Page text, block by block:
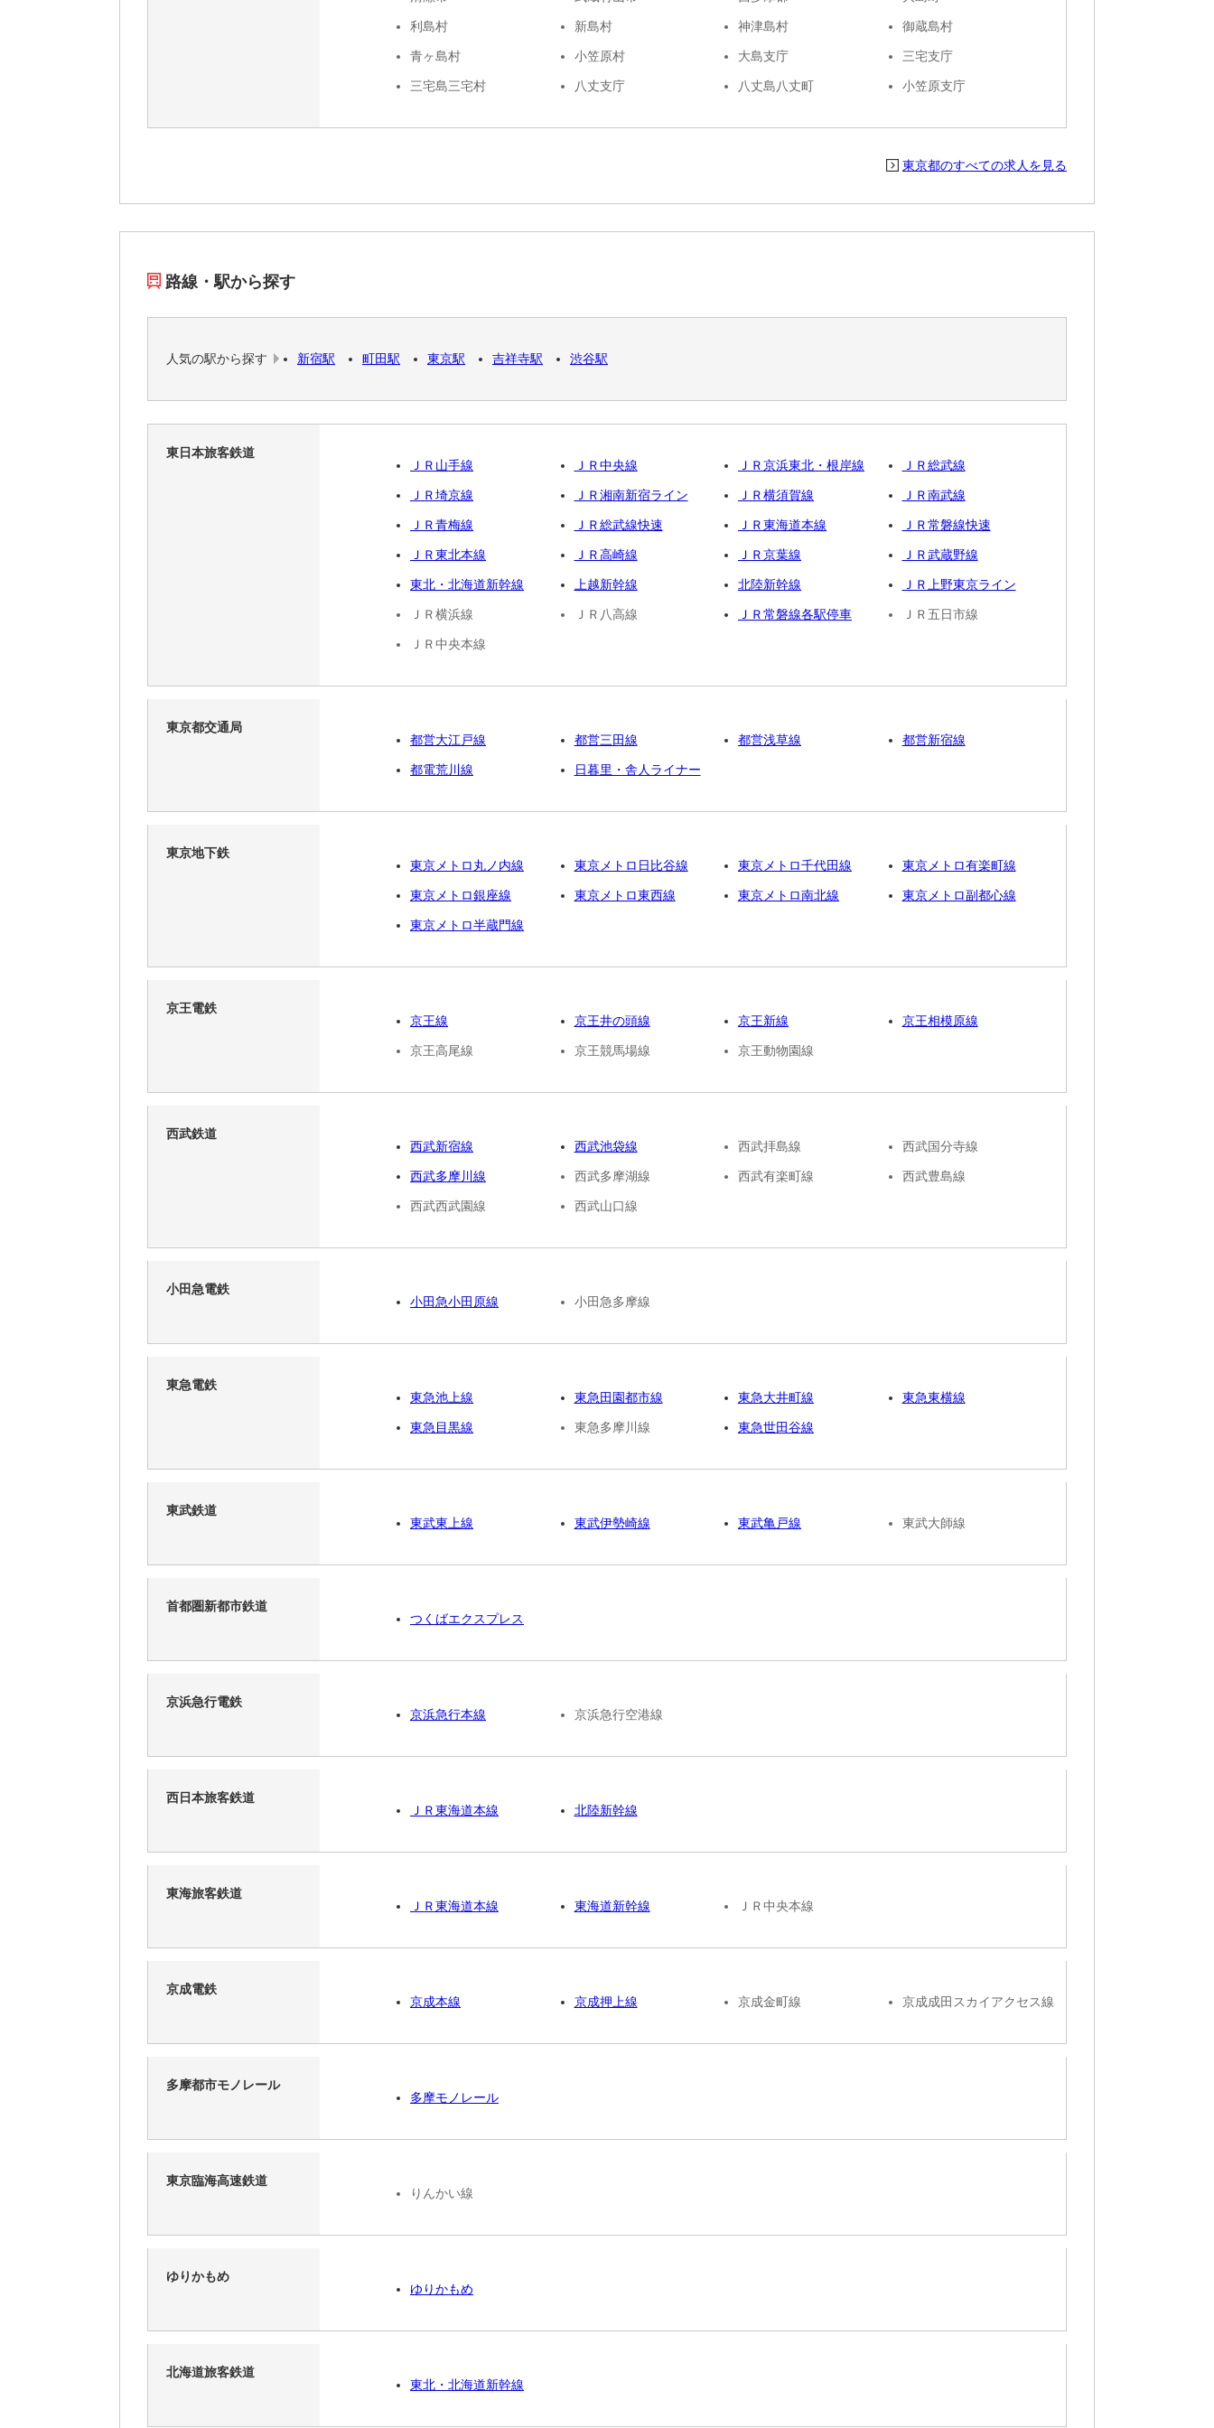
利島村 新島村 神津島村 御蔵島村
青ヶ島村 小笠原村 大島支庁 三宅支庁
三宅島三宅村 八丈支庁 八丈島八丈町 小笠原支庁
東京都のすべての求人を見る
路線・駅から探す
人気の駅から探す 新宿駅 町田駅 東京駅 吉祥寺駅 渋谷駅
東日本旅客鉄道
ＪＲ山手線
ＪＲ中央線 ＪＲ京浜東北・根岸線 ＪＲ総武線
ＪＲ埼京線 ＪＲ湘南新宿ライン ＪＲ横須賀線 ＪＲ南武線
ＪＲ青梅線 ＪＲ総武線快速 ＪＲ東海道本線 ＪＲ常磐線快速
ＪＲ東北本線 ＪＲ高崎線 ＪＲ京葉線 ＪＲ武蔵野線
東北・北海道新幹線 上越新幹線 北陸新幹線 ＪＲ上野東京ライン
ＪＲ横浜線 ＪＲ八高線 ＪＲ常磐線各駅停車 ＪＲ五日市線
ＪＲ中央本線
東京都交通局
都営大江戸線
都営三田線 都営浅草線 都営新宿線
都電荒川線 日暮里・舎人ライナー
東京地下鉄
東京メトロ丸ノ内線
東京メトロ日比谷線 東京メトロ千代田線 東京メトロ有楽町線
東京メトロ銀座線 東京メトロ東西線 東京メトロ南北線 東京メトロ副都心線
東京メトロ半蔵門線
京王電鉄
京王線
京王井の頭線 京王新線 京王相模原線
京王高尾線 京王競馬場線 京王動物園線
西武鉄道
西武新宿線
西武池袋線 西武拝島線 西武国分寺線
西武多摩川線 西武多摩湖線 西武有楽町線 西武豊島線
西武西武園線 西武山口線
小田急電鉄
小田急小田原線
小田急多摩線
東急電鉄
東急池上線
東急田園都市線 東急大井町線 東急東横線
東急目黒線 東急多摩川線 東急世田谷線
東武鉄道
東武東上線
東武伊勢崎線 東武亀戸線 東武大師線
首都圏新都市鉄道
つくばエクスプレス
京浜急行電鉄
京浜急行本線
京浜急行空港線
西日本旅客鉄道
ＪＲ東海道本線
北陸新幹線
東海旅客鉄道
ＪＲ東海道本線
東海道新幹線 ＪＲ中央本線
京成電鉄
京成本線
京成押上線 京成金町線 京成成田スカイアクセス線
多摩都市モノレール
多摩モノレール
東京臨海高速鉄道
りんかい線
ゆりかもめ
ゆりかもめ
北海道旅客鉄道
東北・北海道新幹線